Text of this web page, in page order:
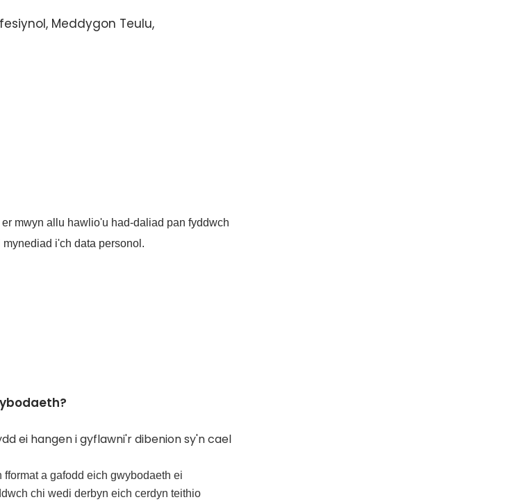
Meddygon Teulu,
mwyn allu hawlio'u had-daliad pan fyddwch
i'ch data personol.
ei hangen i gyflawni'r dibenion sy'n cael
a gafodd eich gwybodaeth ei
chi wedi derbyn eich cerdyn teithio